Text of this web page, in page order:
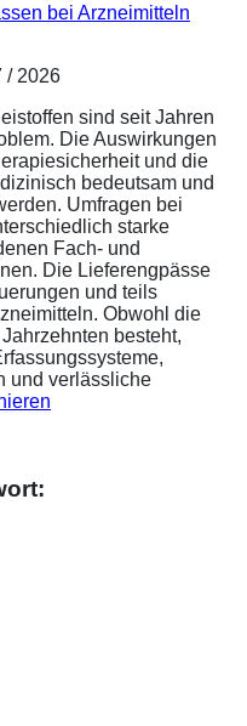
bei Arzneimitteln
/ 2026
sind seit Jahren
Die Auswirkungen
und die
bedeutsam und
Umfragen bei
starke
Fach- und
Die Lieferengpässe
und teils
Obwohl die
besteht,
und verlässliche